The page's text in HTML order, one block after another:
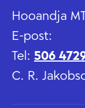
Hooandja
E-post:
Tel: 506
C. R.